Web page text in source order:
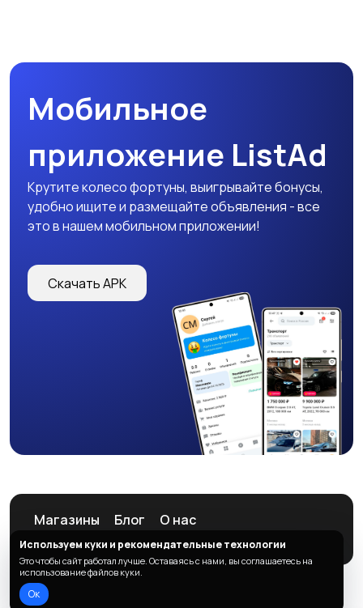
Мобильное
приложение ListAd
Крутите колесо фортуны, выигрывайте бонусы,
удобно ищите и размещайте объявления - все
это в нашем мобильном приложении!
Скачать APK
Магазины Блог
О нас
Служба поддержки
© 2026 ListAd
Используем куки и рекомендательные технологии
Это чтобы сайт работал лучше. Оставаясь с нами, вы соглашаетесь на
использование файлов куки.
Ок